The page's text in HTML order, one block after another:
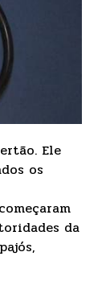
Ele
os
da